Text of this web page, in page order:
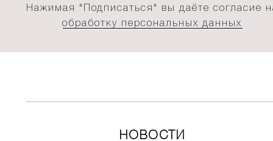
Нажимая "Подписаться" вы даёте согласие
обработку персональных данных
НОВОСТИ